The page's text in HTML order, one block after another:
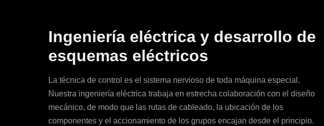
Ingeniería eléctrica y desarrollo de
esquemas eléctricos
La técnica de control es el sistema nervioso de toda máquina especial.
Nuestra ingeniería eléctrica trabaja en estrecha colaboración con el diseño
mecánico, de modo que las rutas de cableado, la ubicación de los
componentes y el accionamiento de los grupos encajan desde el principio.